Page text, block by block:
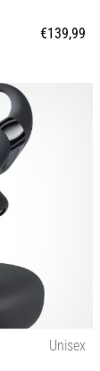
€139,99
Unisex